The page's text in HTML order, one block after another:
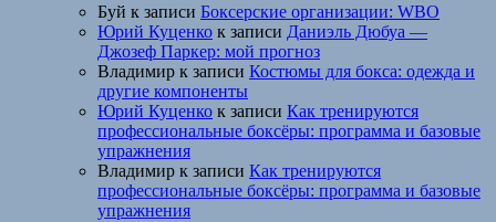
Буй к записи Боксерские организации: WBO
Юрий Куценко к записи Даниэль Дюбуа —
Джозеф Паркер: мой прогноз
Владимир к записи Костюмы для бокса: одежда и
другие компоненты
Юрий Куценко к записи Как тренируются
профессиональные боксёры: программа и базовые
упражнения
Владимир к записи Как тренируются
профессиональные боксёры: программа и базовые
упражнения